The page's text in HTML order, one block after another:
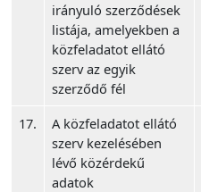
irányuló szerződések
listája, amelyekben a
közfeladatot ellátó
szerv az egyik
szerződő fél
17.
A közfeladatot ellátó
szerv kezelésében
lévő közérdekű
adatok